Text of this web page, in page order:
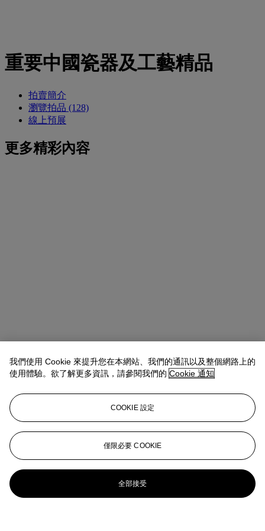
重要中國瓷器及工藝精品
拍賣簡介
瀏覽拍品 (128)
線上預展
更多精彩內容
我們使用 Cookie 來提升您在本網站、我們的通訊以及整個網路上的
使用體驗。欲了解更多資訊，請參閱我們的 Cookie 通知
COOKIE 設定
僅限必要 COOKIE
全部接受